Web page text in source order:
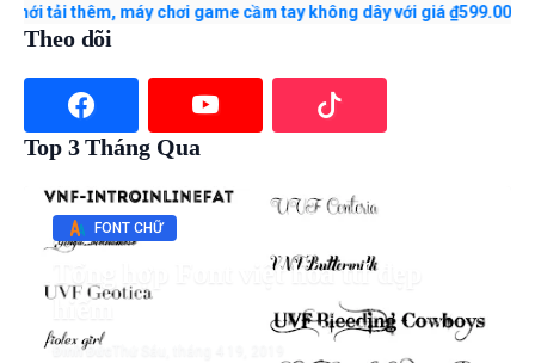
máy chơi game cầm tay không dây với giá ₫599.000. Mua ngay
Theo dõi
Top 3 Tháng Qua
FONT CHỮ
Tổng hợp Font việt hóa ttf đẹp
hiếm
Đình Đức